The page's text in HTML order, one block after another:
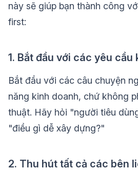
này sẽ giúp bạn thành công
first:
1. Bắt đầu với các yêu cầu
Bắt đầu với các câu chuyện
năng kinh doanh, chứ không
thuật. Hãy hỏi "người tiêu
"điều gì dễ xây dựng?"
2. Thu hút tất cả các bên